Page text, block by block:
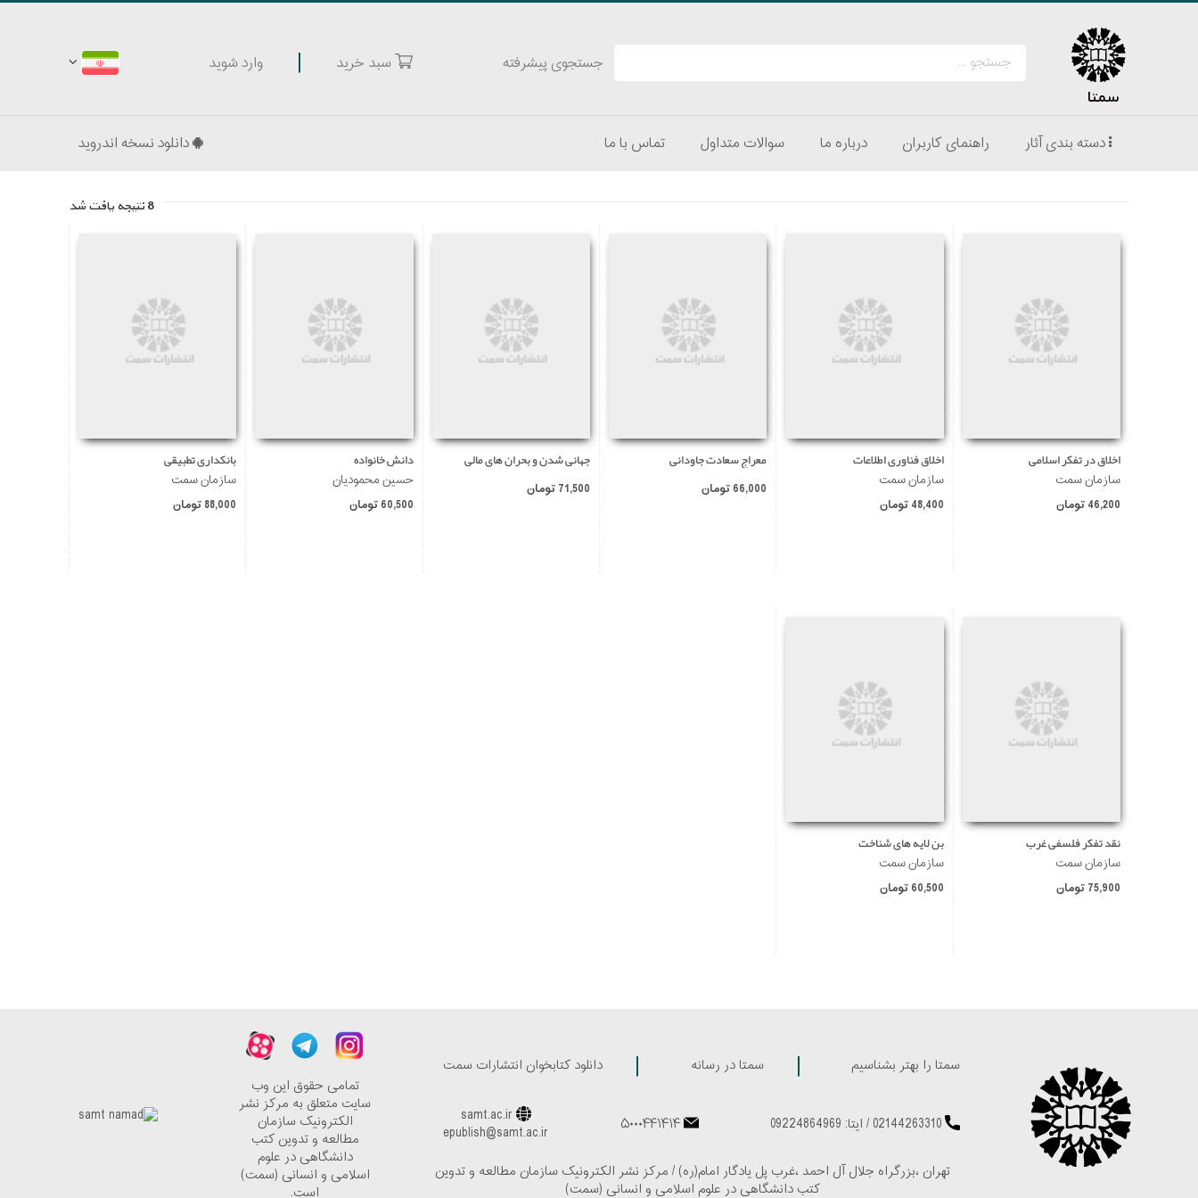
سمتا
جستجوی پیشرفته سبد خرید وارد شوید
دسته بندی آثار راهنمای کاربران درباره ما سوالات متداول تماس با ما دانلود نسخه اندروید
8 نتیجه یافت شد
اخلاق در تفکر اسلامی
سازمان سمت
46,200 تومان
اخلاق فناوری اطلاعات
سازمان سمت
48,400 تومان
معراج سعادت جاودانی
66,000 تومان
جهانی شدن و بحران های مالی
71,500 تومان
دانش خانواده
حسین محمودیان
60,500 تومان
بانکداری تطبیقی
سازمان سمت
88,000 تومان
نقد تفکر فلسفی غرب
سازمان سمت
75,900 تومان
بن لایه های شناخت
سازمان سمت
60,500 تومان
سمتا را بهتر بشناسیم سمتا در رسانه دانلود کتابخوان انتشارات سمت
02144263310
/ایتا: 09224864969 ۵۰۰۰۴۴۱۴۱۴ samt.ac.ir
epublish@samt.ac.ir
تهران ،بزرگراه جلال آل احمد ،غرب پل یادگار امام(ره) / مرکز نشر الکترونیک سازمان مطالعه و تدوین
کتب دانشگاهی در علوم اسلامی و انسانی (سمت)
تمامی حقوق این وب
سایت متعلق به مرکز نشر
الکترونیک سازمان
مطالعه و تدوین کتب
دانشگاهی در علوم
اسلامی و انسانی (سمت)